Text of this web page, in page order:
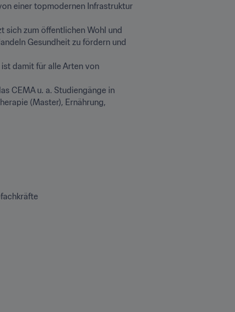
einer topmodernen Infrastruktur
sich zum öffentlichen Wohl und
Gesundheit zu fördern und
damit für alle Arten von
CEMA u. a. Studiengänge in
(Master), Ernährung,